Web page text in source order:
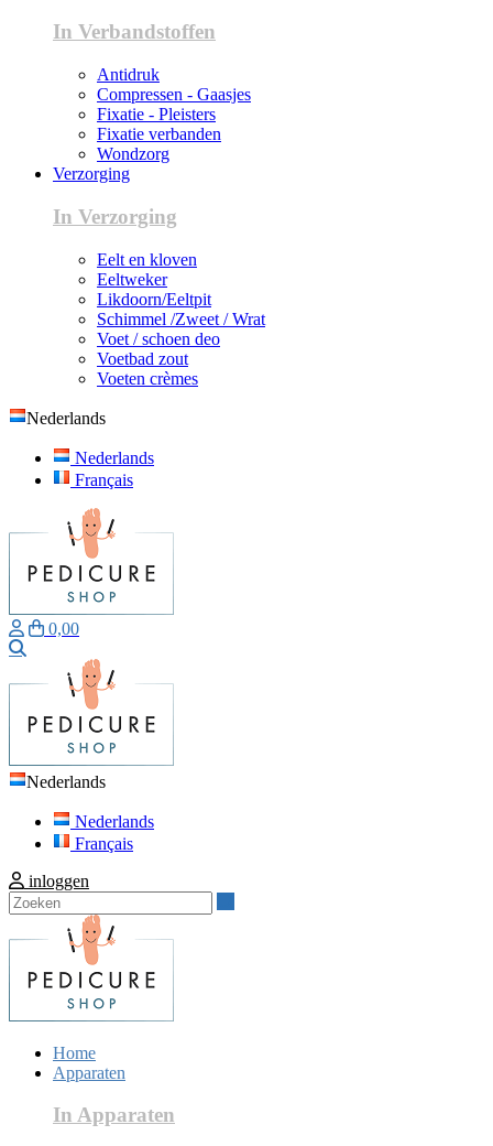
In Verbandstoffen
Antidruk
Compressen - Gaasjes
Fixatie - Pleisters
Fixatie verbanden
Wondzorg
Verzorging
In Verzorging
Eelt en kloven
Eeltweker
Likdoorn/Eeltpit
Schimmel /Zweet / Wrat
Voet / schoen deo
Voetbad zout
Voeten crèmes
Nederlands
Nederlands
Français
0,00
Nederlands
Nederlands
Français
inloggen
Home
Apparaten
In Apparaten